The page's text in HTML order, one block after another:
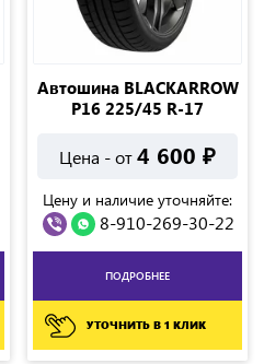
Автошина BLACKARROW
P16 225/45 R-17
Цена - от4 600 ₽
Цену и наличие уточняйте:
8-910-269-30-22
ПОДРОБНЕЕ
УТОЧНИТЬ В 1 КЛИК